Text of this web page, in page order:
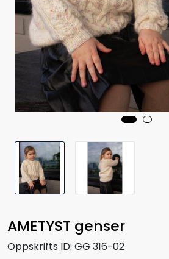
AMETYST genser
Oppskrifts ID: GG 316-02